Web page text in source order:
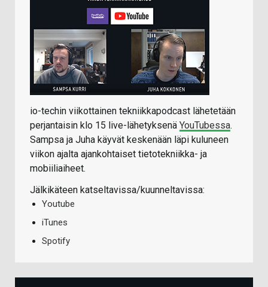
io-techin viikottainen tekniikkapodcast lähetetään
perjantaisin klo 15 live-lähetyksenä YouTubessa.
Sampsa ja Juha käyvät keskenään läpi kuluneen
viikon ajalta ajankohtaiset tietotekniikka- ja
mobiiliaiheet.
Jälkikäteen katseltavissa/kuunneltavissa:
Youtube
iTunes
Spotify